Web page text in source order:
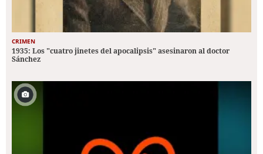
CRIMEN
1935: Los "cuatro jinetes del apocalipsis" asesinaron al doctor
Sánchez